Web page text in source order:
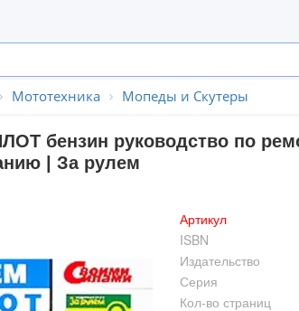
Мототехника Мопеды и Скутеры
бензин руководство по
| За рулем
Артикул
ISBN
Издательство
Серия
Кол-во страниц